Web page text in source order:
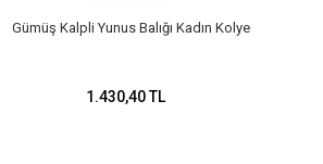
Gümüş Kalpli Yunus Balığı Kadın Kolye
1.430,40 TL